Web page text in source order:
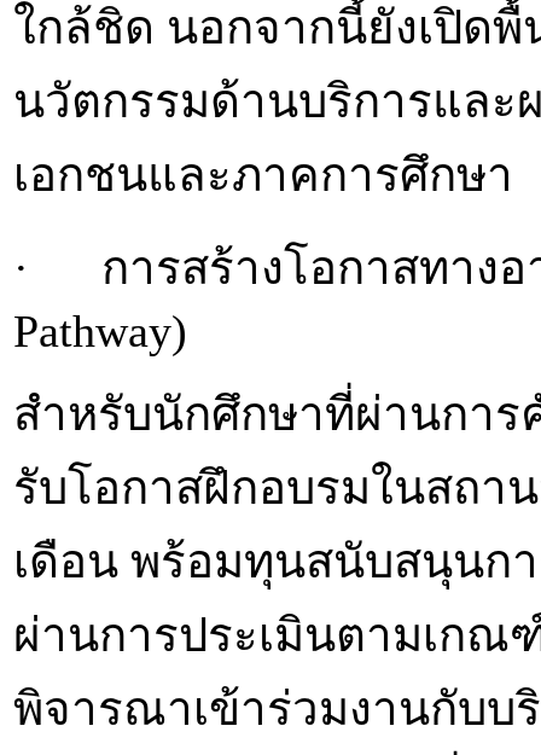
ใกล้ชิด นอกจากนี้ยังเปิด
นวัตกรรมด้านบริการแล
เอกชนและภาคการศึกษา
· การสร้างโอกาสทางอา
Pathway)
สำหรับนักศึกษาที่ผ่านการ
รับโอกาสฝึกอบรมในสถา
เดือน พร้อมทุนสนับสนุนก
ผ่านการประเมินตามเกณ
พิจารณาเข้าร่วมงานกับบ